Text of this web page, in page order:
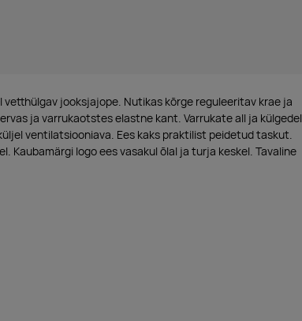
jooksjajope. Nutikas kõrge reguleeritav krae ja
ja varrukaotstes elastne kant. Varrukate all ja külgedel
ventilatsiooniava. Ees kaks praktilist peidetud taskut.
Kaubamärgi logo ees vasakul õlal ja turja keskel. Tavaline